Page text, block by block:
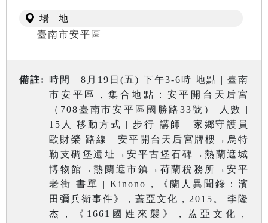
場 地
臺南市安平區
備註:
時間 | 8月19日(五) 下午3-6時 地點 | 臺南
市安平區，集合地點：安平開台天后宮
（708臺南市安平區國勝路33號） 人數 |
15人 移動方式 | 步行 講師 | 家鄉守護員
歐財榮 路線 | 安平開台天后宮牌樓→烏特
勒支碉堡遺址→安平古堡石碑→熱蘭遮城
博物館→熱蘭遮市鎮→荷蘭稅務所→安平
老街 書單 | Kinono，《蘭人異聞錄：濱
田彌兵衛事件》，蓋亞文化，2015。 李隆
杰，《1661國姓來襲》，蓋亞文化，